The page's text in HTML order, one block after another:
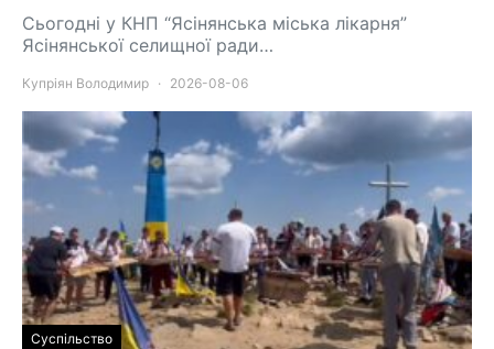
Сьогодні у КНП “Ясінянська міська лікарня”
Ясінянської селищної ради…
Купріян Володимир 2026-08-06
Суспільство